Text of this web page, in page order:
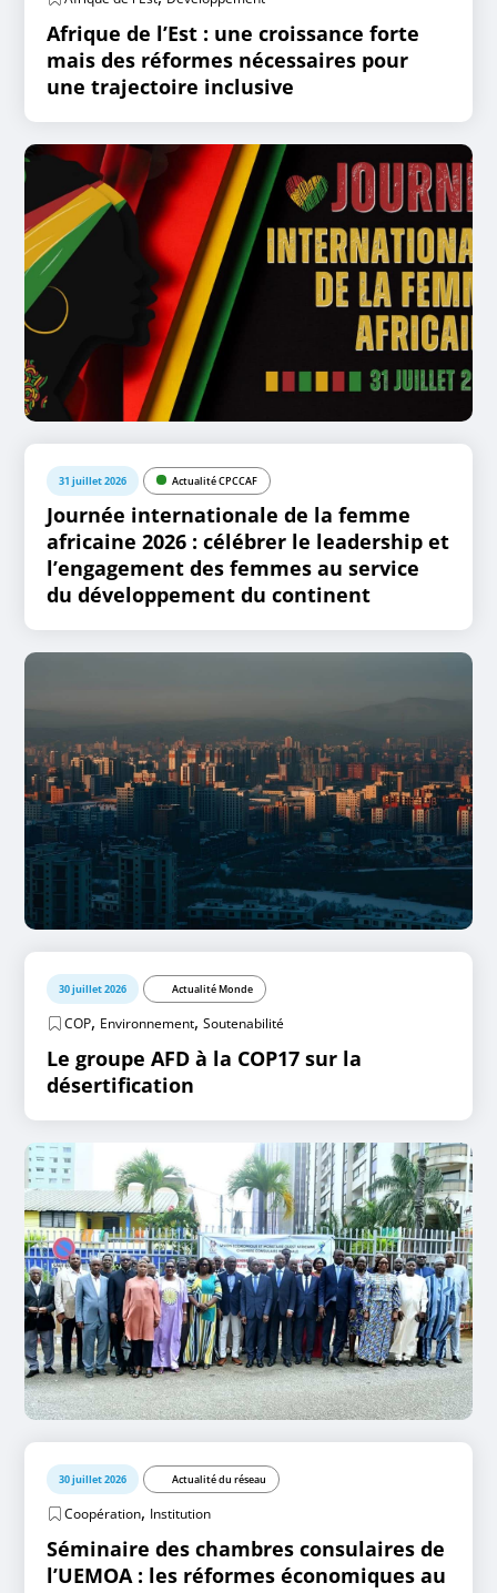
Afrique de l’Est : une croissance forte
mais des réformes nécessaires pour
une trajectoire inclusive
31 juillet 2026 Actualité CPCCAF
Journée internationale de la femme
africaine 2026 : célébrer le leadership et
l’engagement des femmes au service
du développement du continent
30 juillet 2026 Actualité Monde
COP, Environnement,Soutenabilité
Le groupe AFD à la COP17 sur la
désertification
30 juillet 2026 Actualité du réseau
Coopération, Institution
Séminaire des chambres consulaires de
l’UEMOA : les réformes économiques au